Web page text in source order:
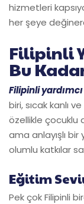
hizmetleri
her şeye
Filipinli
Bu
Filipinli yardımcı
biri, sıcak kanlı
özellikle çocuklu
ama anlayışlı
olumlu katkılar
Eğitim
Pek çok Filipinli